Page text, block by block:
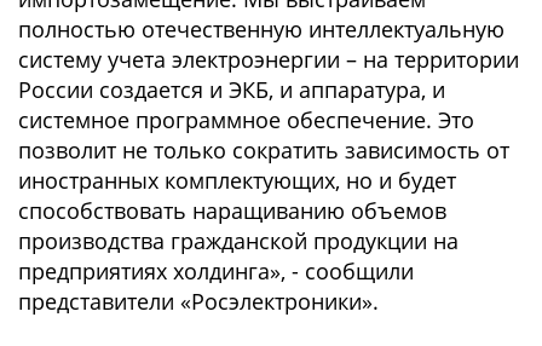
полностью отечественную интеллектуальную
систему учета электроэнергии – на территории
России создается и ЭКБ, и аппаратура, и
системное программное обеспечение. Это
позволит не только сократить зависимость от
иностранных комплектующих, но и будет
способствовать наращиванию объемов
производства гражданской продукции на
предприятиях холдинга», - сообщили
представители «Росэлектроники».